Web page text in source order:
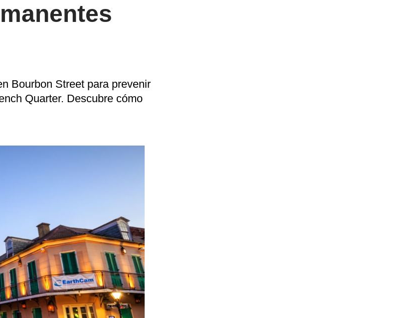
Bourbon Street para prevenir
Quarter. Descubre cómo